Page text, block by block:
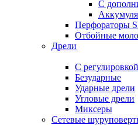
С
Перфораторы
Отбойные
Дрели
С
Безударные
Ударные дрели
Угловые дрели
Миксеры
Сетевые